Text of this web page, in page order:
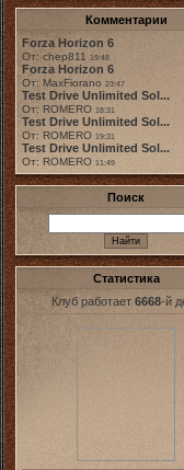
Комментарии
Forza Horizon 6
От: chep811 19:48
Forza Horizon 6
От: MaxFiorano 23:47
Test Drive Unlimited Sol...
От: ROMERO 18:31
Test Drive Unlimited Sol...
От: ROMERO 19:31
Test Drive Unlimited Sol...
От: ROMERO 11:49
Поиск
Статистика
Клуб работает 6668-й